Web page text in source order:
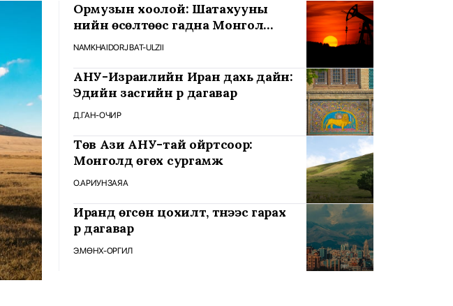
Ормузын хоолой: Шатахууны
үнийн өсөлтөөс гадна Монгол
Улсад үүсэх сорилтууд
NAMKHAIDORJ BAT-ULZII
АНУ-Израилийн Иран дахь дайн:
Эдийн засгийн үр дагавар
Д.ГАН-ОЧИР
Төв Ази АНУ-тай ойртсоор:
Монголд өгөх сургамж
О.АРИУНЗАЯА
Иранд өгсөн цохилт, түүнээс гарах
үр дагавар
Э.МӨНХ-ОРГИЛ